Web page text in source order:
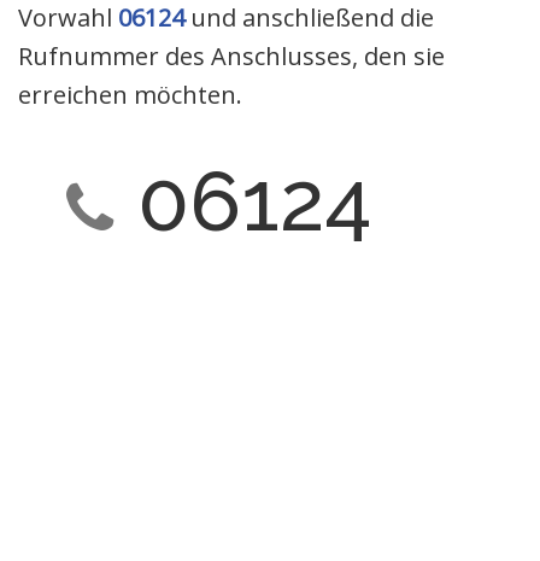
Vorwahl 06124und anschließend die
Rufnummer des Anschlusses, den sie
erreichen möchten.
06124